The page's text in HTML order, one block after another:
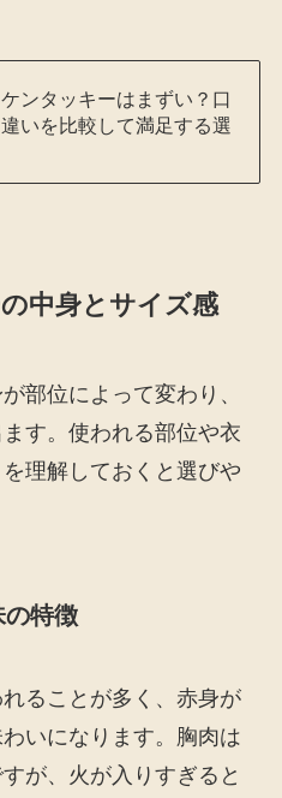
ンタッキーはまずい？口
いを比較して満足する選
中身とサイズ感
部位によって変わり、
す。使われる部位や衣
理解しておくと選びや
の特徴
ることが多く、赤身が
いになります。胸肉は
が、火が入りすぎると